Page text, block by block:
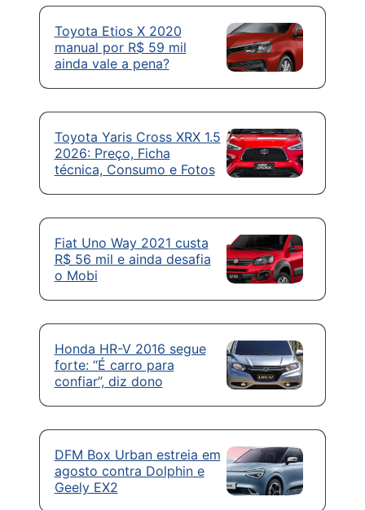
Toyota Etios X 2020
manual por R$ 59 mil
ainda vale a pena?
Toyota Yaris Cross XRX 1.5
2026: Preço, Ficha
técnica, Consumo e Fotos
Fiat Uno Way 2021 custa
R$ 56 mil e ainda desafia
o Mobi
Honda HR-V 2016 segue
forte: “É carro para
confiar”, diz dono
DFM Box Urban estreia em
agosto contra Dolphin e
Geely EX2